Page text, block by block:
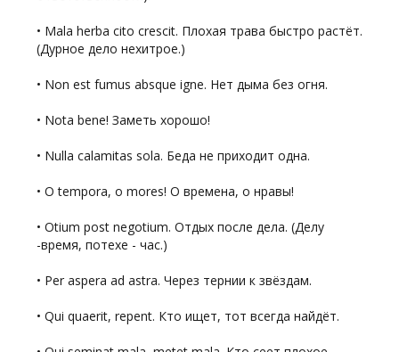
• Mala herba cito crescit. Плохая трава быстро растёт.
(Дурное дело нехитрое.)
• Non est fumus absque igne. Нет дыма без огня.
• Nota bene! Заметь хорошо!
• Nulla calamitas sola. Беда не приходит одна.
• O tempora, о mores! О времена, о нравы!
• Otium post negotium. Отдых после дела. (Делу
-время, потехе - час.)
• Per aspera ad astra. Через тернии к звёздам.
• Qui quaerit, repent. Кто ищет, тот всегда найдёт.